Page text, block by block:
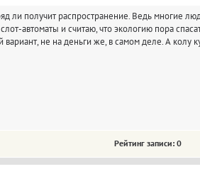
ли получит распространение. Ведь многие
автоматы и считаю, что экологию пора
не на деньги же, в самом деле. А колу
Рейтинг записи: 0